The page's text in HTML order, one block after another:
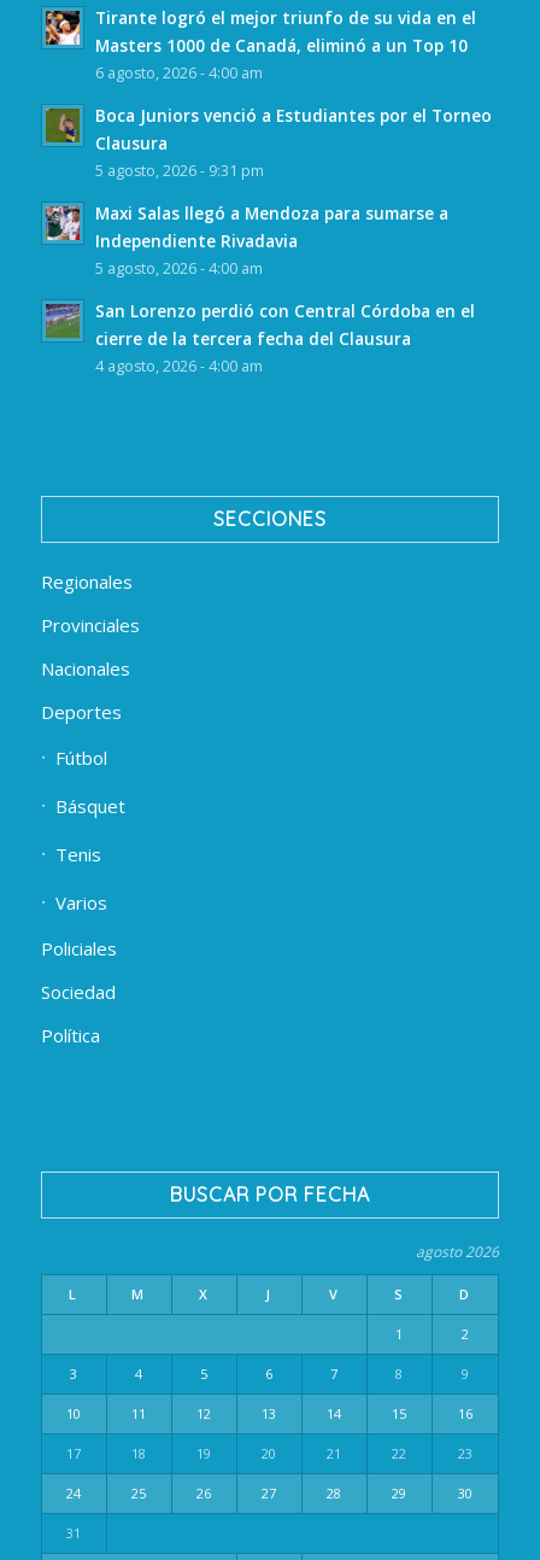
Tirante logró el mejor triunfo de su vida en el
Masters 1000 de Canadá, eliminó a un Top 10
6 agosto, 2026 - 4:00 am
Boca Juniors venció a Estudiantes por el Torneo
Clausura
5 agosto, 2026 - 9:31 pm
Maxi Salas llegó a Mendoza para sumarse a
Independiente Rivadavia
5 agosto, 2026 - 4:00 am
San Lorenzo perdió con Central Córdoba en el
cierre de la tercera fecha del Clausura
4 agosto, 2026 - 4:00 am
SECCIONES
Regionales
Provinciales
Nacionales
Deportes
Fútbol
Básquet
Tenis
Varios
Policiales
Sociedad
Política
BUSCAR POR FECHA
agosto 2026
L M X J V S D
1 2
3 4 5 6 7 8 9
10 11 12 13 14 15 16
17 18 19 20 21 22 23
24 25 26 27 28 29 30
31